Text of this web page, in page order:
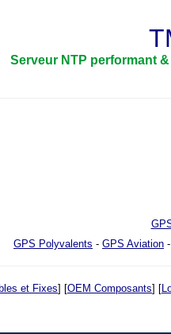
Serveur NTP performant
GPS Polyvalents - GPS Aviation
et Fixes] [OEM Composants] [